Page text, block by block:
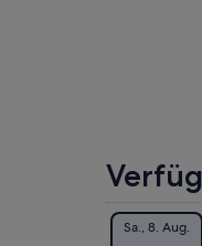
Sa., 8. Aug.